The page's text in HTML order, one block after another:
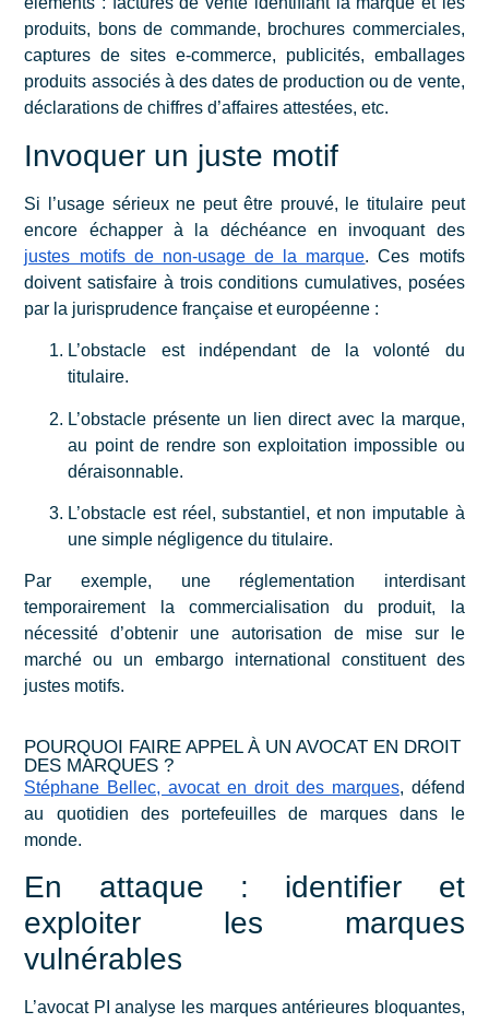
produits, bons de commande, brochures commerciales,
captures de sites e-commerce, publicités, emballages
produits associés à des dates de production ou de vente,
déclarations de chiffres d’affaires attestées, etc.
Invoquer un juste motif
Si l’usage sérieux ne peut être prouvé, le titulaire peut
encore échapper à la déchéance en invoquant des
justes motifs de non-usage de la marque. Ces motifs
doivent satisfaire à trois conditions cumulatives, posées
par la jurisprudence française et européenne :
L’obstacle est indépendant de la volonté du
titulaire.
L’obstacle présente un lien direct avec la marque,
au point de rendre son exploitation impossible ou
déraisonnable.
L’obstacle est réel, substantiel, et non imputable à
une simple négligence du titulaire.
Par exemple, une réglementation interdisant
temporairement la commercialisation du produit, la
nécessité d’obtenir une autorisation de mise sur le
marché ou un embargo international constituent des
justes motifs.
POURQUOI FAIRE APPEL À UN AVOCAT EN DROIT
DES MARQUES ?
Stéphane Bellec, avocat en droit des marques, défend
au quotidien des portefeuilles de marques dans le
monde.
En attaque : identifier et
exploiter les marques
vulnérables
L’avocat PI analyse les marques antérieures bloquantes,